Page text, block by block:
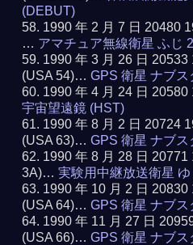
(DEBUT)
1990 年 2 月 7 日 20480
… アマチュア無線衛星 ふじ
1990 年 3 月 26 日
(USA 54)…GPS 衛星 ナブ
1990 年 4 月 24 日
宇宙望遠鏡 (HST)
1990 年 8 月 2 日 20724
(USA 63)…GPS 衛星 ナブ
1990 年 8 月 28 日 20771
3A)…実験用中継放送衛星
1990 年 10 月 2 日
(USA 64)…GPS 衛星 ナブ
1990 年 11 月 27 日
(USA 66)…GPS 衛星 ナブ